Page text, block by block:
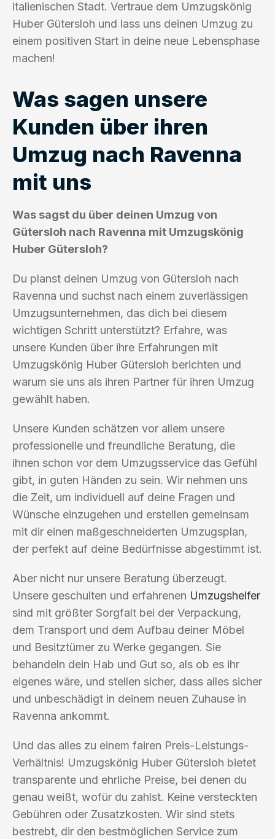
italienischen Stadt. Vertraue dem Umzugskönig
Huber Gütersloh und lass uns deinen Umzug zu
einem positiven Start in deine neue Lebensphase
machen!
Was sagen unsere
Kunden über ihren
Umzug nach Ravenna
mit uns
Was sagst du über deinen Umzug von
Gütersloh nach Ravenna mit Umzugskönig
Huber Gütersloh?
Du planst deinen Umzug von Gütersloh nach
Ravenna und suchst nach einem zuverlässigen
Umzugsunternehmen, das dich bei diesem
wichtigen Schritt unterstützt? Erfahre, was
unsere Kunden über ihre Erfahrungen mit
Umzugskönig Huber Gütersloh berichten und
warum sie uns als ihren Partner für ihren Umzug
gewählt haben.
Unsere Kunden schätzen vor allem unsere
professionelle und freundliche Beratung, die
ihnen schon vor dem Umzugsservice das Gefühl
gibt, in guten Händen zu sein. Wir nehmen uns
die Zeit, um individuell auf deine Fragen und
Wünsche einzugehen und erstellen gemeinsam
mit dir einen maßgeschneiderten Umzugsplan,
der perfekt auf deine Bedürfnisse abgestimmt ist.
Aber nicht nur unsere Beratung überzeugt.
Unsere geschulten und erfahrenen Umzugshelfer
sind mit größter Sorgfalt bei der Verpackung,
dem Transport und dem Aufbau deiner Möbel
und Besitztümer zu Werke gegangen. Sie
behandeln dein Hab und Gut so, als ob es ihr
eigenes wäre, und stellen sicher, dass alles sicher
und unbeschädigt in deinem neuen Zuhause in
Ravenna ankommt.
Und das alles zu einem fairen Preis-Leistungs-
Verhältnis! Umzugskönig Huber Gütersloh bietet
transparente und ehrliche Preise, bei denen du
genau weißt, wofür du zahlst. Keine versteckten
Gebühren oder Zusatzkosten. Wir sind stets
bestrebt, dir den bestmöglichen Service zum